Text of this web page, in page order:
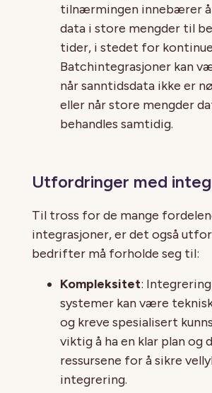
tilnærmingen innebærer
data i store mengder til
tider, i stedet for
Batchintegrasjoner kan
når sanntidsdata ikke er
eller når store mengder
behandles samtidig.
Utfordringer med
Til tross for de mange
integrasjoner, er det også
bedrifter må forholde seg til:
Kompleksitet:
systemer kan være
og kreve spesialisert
viktig å ha en klar plan og
ressursene for å sikre
integrering.